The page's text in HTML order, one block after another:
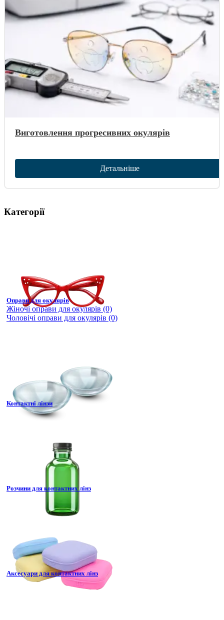
Виготовлення прогресивних окулярів
Детальніше
Категорії
Оправи для окулярів
Жіночі оправи для окулярів (0)
Чоловічі оправи для окулярів (0)
Контактні лінзи
Розчини для контактних лінз
Аксесуари для контактних лінз